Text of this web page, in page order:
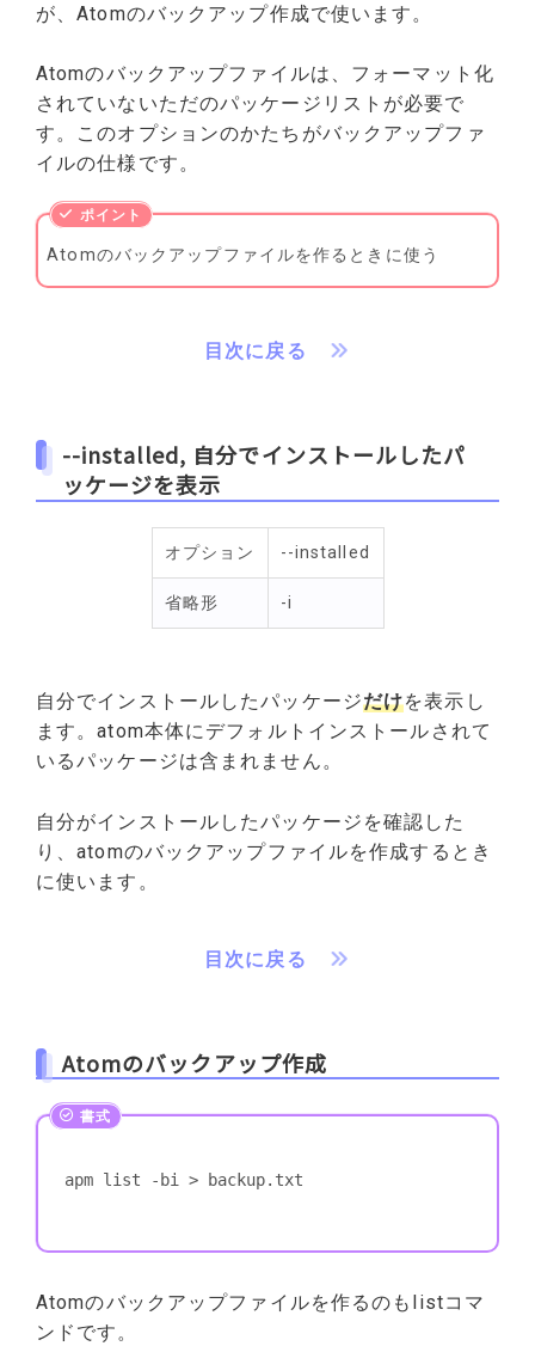
が、Atomのバックアップ作成で使います。
Atomのバックアップファイルは、フォーマット化
されていないただのパッケージリストが必要で
す。このオプションのかたちがバックアップファ
イルの仕様です。
Atomのバックアップファイルを作るときに使う
目次に戻る
--installed, 自分でインストールしたパ
ッケージを表示
オプション --installed
省略形 -i
自分でインストールしたパッケージだけを表示し
ます。atom本体にデフォルトインストールされて
いるパッケージは含まれません。
自分がインストールしたパッケージを確認した
り、atomのバックアップファイルを作成するとき
に使います。
目次に戻る
Atomのバックアップ作成
apm list -bi > backup.txt
Atomのバックアップファイルを作るのもlistコマ
ンドです。